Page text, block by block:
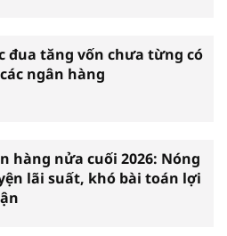
đua tăng vốn chưa từng có
ngân hàng
hàng nửa cuối 2026: Nóng
lãi suất, khó bài toán lợi